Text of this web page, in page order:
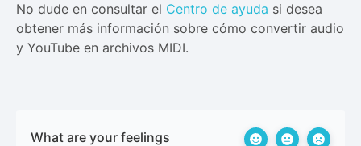
No dude en consultar el Centro de ayuda si desea
obtener más información sobre cómo convertir audio
y YouTube en archivos MIDI.
What are your feelings